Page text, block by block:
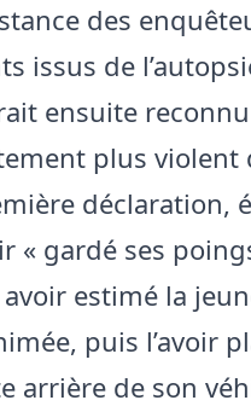
des
issus de
ensuite
plus violent
déclaration,
« gardé ses
estimé la
puis l’avoir
arrière de son